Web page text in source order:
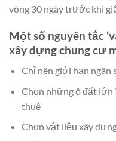
vòng 30 ngày trước khi
Một số nguyên tắc
xây dựng chung cư
Chỉ nên giới hạn ngân
Chọn những ô đất lớn
thuê
Chọn vật liệu xây